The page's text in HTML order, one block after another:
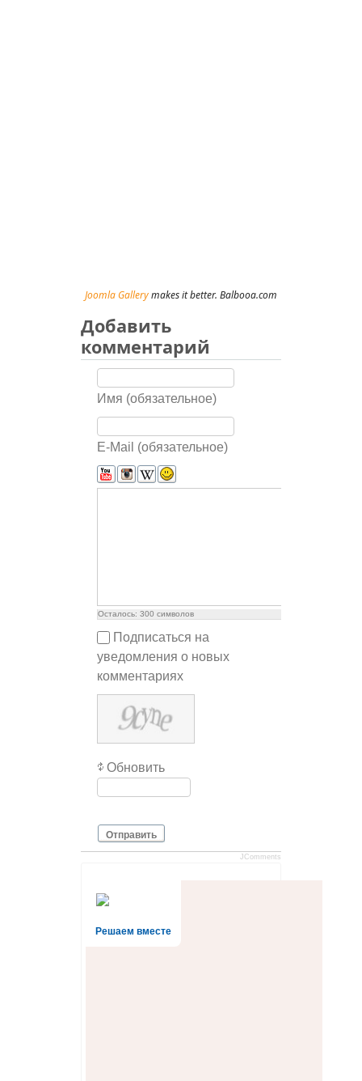
Joomla Gallerymakes it better. Balbooa.com
Добавить
комментарий
Имя (обязательное)
E-Mail (обязательное)
Осталось: 300 символов
Подписаться на
уведомления о новых
комментариях
Обновить
Отправить
JComments
Решаем вместе